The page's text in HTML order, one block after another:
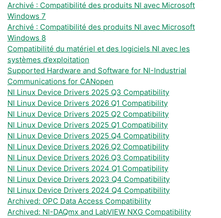
Archivé : Compatibilité des produits NI avec Microsoft
Windows 7
Archivé : Compatibilité des produits NI avec Microsoft
Windows 8
Compatibilité du matériel et des logiciels NI avec les
systèmes d’exploitation
Supported Hardware and Software for NI-Industrial
Communications for CANopen
NI Linux Device Drivers 2025 Q3 Compatibility
NI Linux Device Drivers 2026 Q1 Compatibility
NI Linux Device Drivers 2025 Q2 Compatibility
NI Linux Device Drivers 2025 Q1 Compatibility
NI Linux Device Drivers 2025 Q4 Compatibility
NI Linux Device Drivers 2026 Q2 Compatibility
NI Linux Device Drivers 2026 Q3 Compatibility
NI Linux Device Drivers 2024 Q1 Compatibility
NI Linux Device Drivers 2023 Q4 Compatibility
NI Linux Device Drivers 2024 Q4 Compatibility
Archived: OPC Data Access Compatibility
Archived: NI-DAQmx and LabVIEW NXG Compatibility